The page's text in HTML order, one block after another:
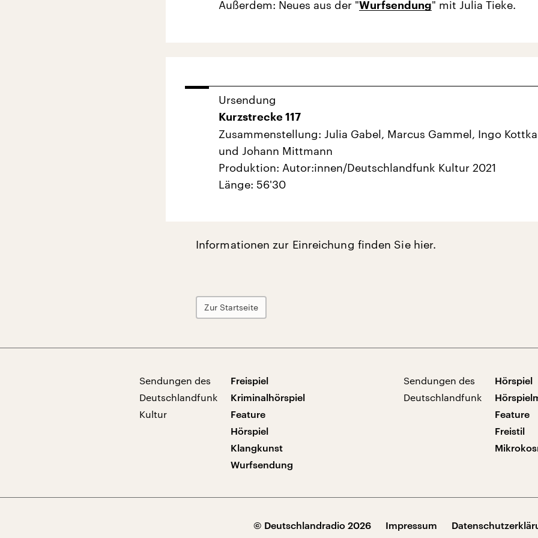
Außerdem: Neues aus der "Wurfsendung" mit Julia Tieke.
Ursendung
Kurzstrecke 117
Zusammenstellung: Julia Gabel, Marcus Gammel, Ingo
und Johann Mittmann
Produktion: Autor:innen/Deutschlandfunk Kultur 2021
Länge: 56'30
Informationen zur Einreichung finden Sie hier.
Zur Startseite
Sendungen des
Deutschlandfunk
Kultur
Freispiel
Kriminalhörspiel
Feature
Hörspiel
Klangkunst
Wurfsendung
Sendungen des
Deutschlandfunk
Hörspiel
Feature
Freistil
© Deutschlandradio 2026 Impressum